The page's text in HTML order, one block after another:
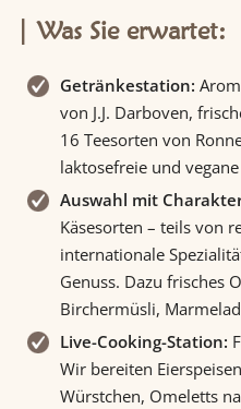
Was Sie erwartet:
Getränkestation:
von J.J. Darboven,
16 Teesorten von
laktosefreie und
Auswahl mit
Käsesorten – teils von
internationale
Genuss. Dazu frisches
Birchermüsli,
Live-Cooking-Station:
Wir bereiten
Würstchen, Omeletts